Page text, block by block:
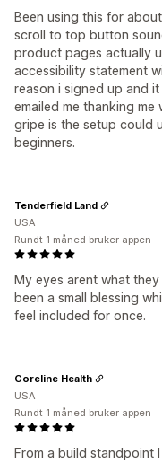
Been using this for
scroll to top button
product pages actually
accessibility statement
reason i signed up and
emailed me thanking
gripe is the setup could
beginners.
My eyes arent what
been a small blessing
feel included for once.
Tenderfield Land
USA
Rundt 1 måned bruker appen
From a build standpoint
Coreline Health
USA
Rundt 1 måned bruker appen